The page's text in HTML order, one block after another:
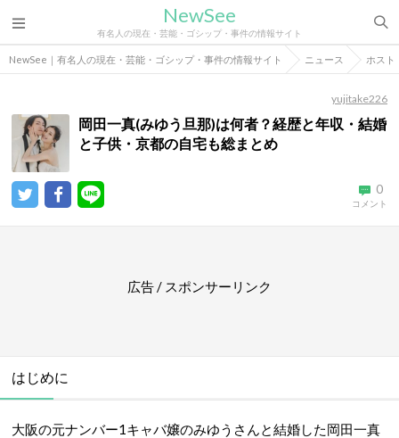
NewSee
有名人の現在・芸能・ゴシップ・事件の情報サイト
NewSee｜有名人の現在・芸能・ゴシップ・事件の情報サイト ニュース ホスト
yujitake226
岡田一真(みゆう旦那)は何者？経歴と年収・結婚
と子供・京都の自宅も総まとめ
0
コメント
広告 / スポンサーリンク
はじめに
大阪の元ナンバー1キャバ嬢のみゆうさんと結婚した岡田一真